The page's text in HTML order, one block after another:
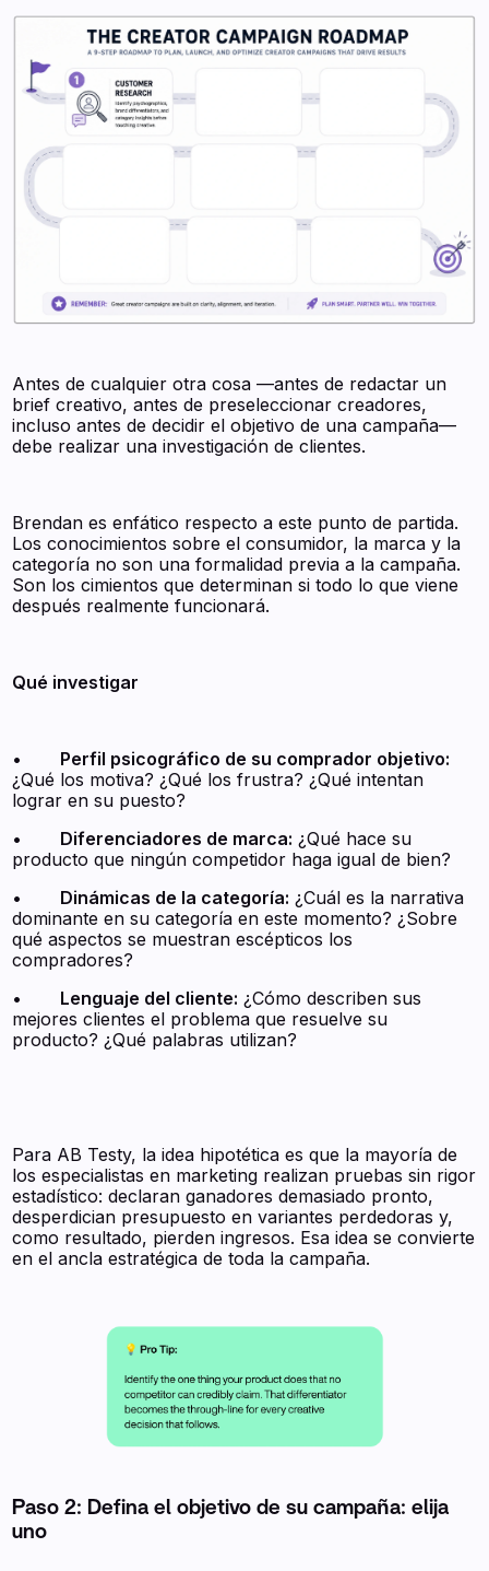
Antes de cualquier otra cosa —antes de redactar un
brief creativo, antes de preseleccionar creadores,
incluso antes de decidir el objetivo de una campaña—
debe realizar una investigación de clientes.
Brendan es enfático respecto a este punto de partida.
Los conocimientos sobre el consumidor, la marca y la
categoría no son una formalidad previa a la campaña.
Son los cimientos que determinan si todo lo que viene
después realmente funcionará.
Qué investigar
• Perfil psicográfico de su comprador objetivo:
¿Qué los motiva? ¿Qué los frustra? ¿Qué intentan
lograr en su puesto?
• Diferenciadores de marca: ¿Qué hace su
producto que ningún competidor haga igual de bien?
• Dinámicas de la categoría: ¿Cuál es la narrativa
dominante en su categoría en este momento? ¿Sobre
qué aspectos se muestran escépticos los
compradores?
• Lenguaje del cliente: ¿Cómo describen sus
mejores clientes el problema que resuelve su
producto? ¿Qué palabras utilizan?
Para AB Testy, la idea hipotética es que la mayoría de
los especialistas en marketing realizan pruebas sin rigor
estadístico: declaran ganadores demasiado pronto,
desperdician presupuesto en variantes perdedoras y,
como resultado, pierden ingresos. Esa idea se convierte
en el ancla estratégica de toda la campaña.
Paso 2: Defina el objetivo de su campaña: elija
uno